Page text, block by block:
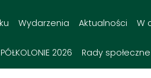
Wydarzenia Aktualności W
PÓŁKOLONIE 2026 Rady społeczne